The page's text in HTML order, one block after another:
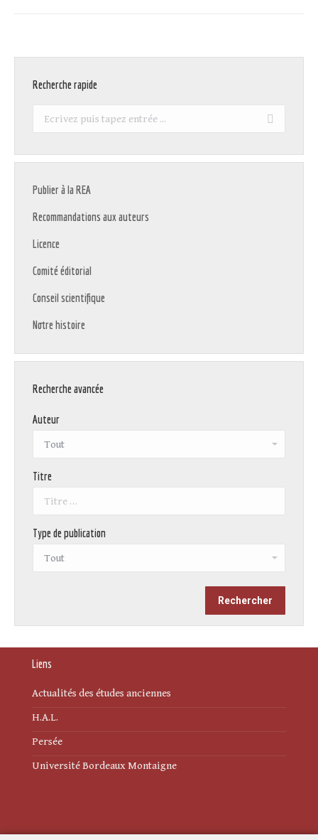
Recherche rapide
Recherche
Publier à la REA
Recommandations aux auteurs
Licence
Comité éditorial
Conseil scientifique
Notre histoire
Recherche avancée
Auteur
Titre
Type de publication
Liens
Actualités des études anciennes
H.A.L.
Persée
Université Bordeaux Montaigne